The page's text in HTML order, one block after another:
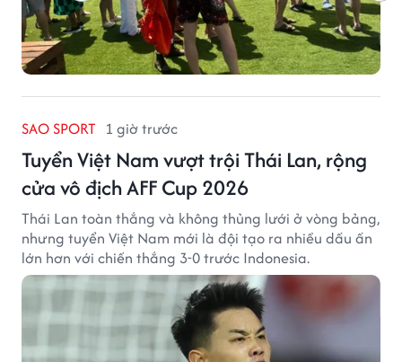
SAO SPORT 1 giờ trước
Tuyển Việt Nam vượt trội Thái Lan, rộng
cửa vô địch AFF Cup 2026
Thái Lan toàn thắng và không thủng lưới ở vòng bảng,
nhưng tuyển Việt Nam mới là đội tạo ra nhiều dấu ấn
lớn hơn với chiến thắng 3-0 trước Indonesia.